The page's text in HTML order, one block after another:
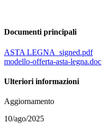
Documenti principali
ASTA LEGNA_signed.pdf
modello-offerta-asta-legna.doc
Ulteriori informazioni
Aggiornamento
10/ago/2025